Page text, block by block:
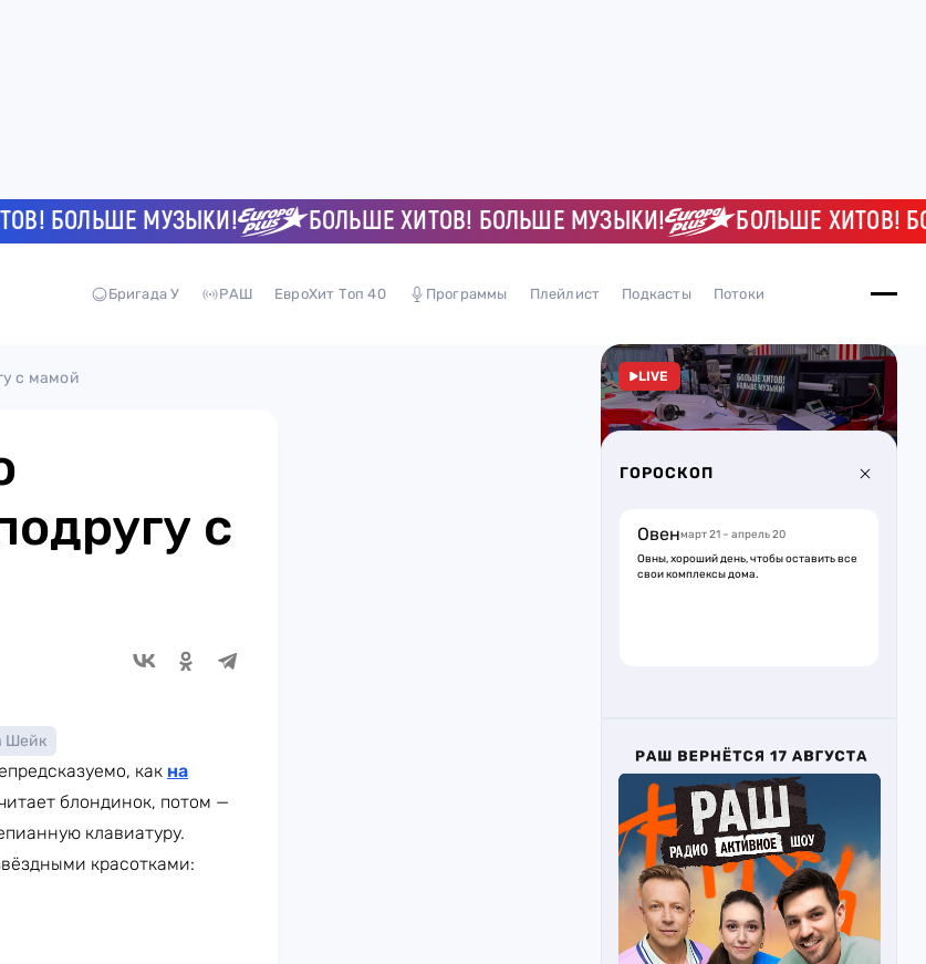
МУЗЫКИ! БОЛЬШЕ ХИТОВ! БОЛЬШЕ МУЗЫКИ! БОЛЬШЕ ХИТОВ!
Бригада У РАШ ЕвроХит Топ 40 Программы Плейлист Подкасты Потоки
с мамой
с
Шейк
как на
блондинок, потом —
клавиатуру.
красотками:
LIVE
ГОРОСКОП
Овенмарт 21 – апрель 20
Овны, хороший день, чтобы оставить все
свои комплексы дома.